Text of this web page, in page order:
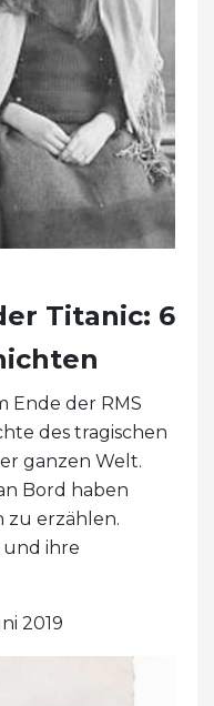
Titanic: 6
Ende der RMS
des tragischen
ganzen Welt.
Bord haben
zu erzählen.
ihre
2019